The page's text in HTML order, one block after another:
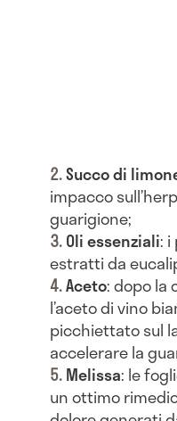
Succo di
impacco
guarigione;
Oli essenziali:
estratti da
Aceto: dopo la
l’aceto di vino
picchiettato sul
accelerare la
Melissa: le
un ottimo